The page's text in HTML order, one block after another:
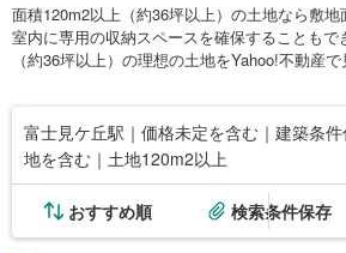
面積120m2以上（約36坪以上）の土地なら敷
室内に専用の収納スペースを確保することもで
（約36坪以上）の理想の土地をYahoo!不動産で
富士見ケ丘駅｜価格未定を含む｜建築条
地を含む｜土地120m2以上
おすすめ順 検索条件保存